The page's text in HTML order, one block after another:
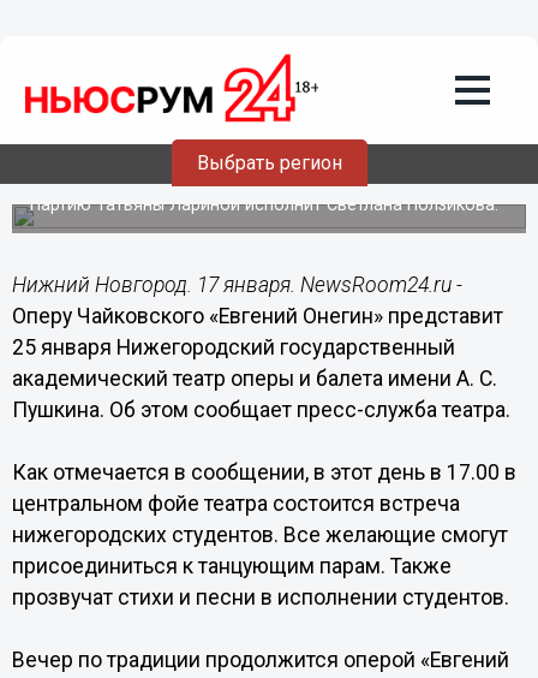
Выбрать регион
Оперу «Евгений Онегин» представит
нижегородский театр оперы и балета в
Татьянин День
Партию Татьяны Лариной исполнит Светлана Ползикова.
Нижний Новгород. 17 января. NewsRoom24.ru -
Оперу Чайковского «Евгений Онегин» представит
25 января Нижегородский государственный
академический театр оперы и балета имени А. С.
Пушкина. Об этом сообщает пресс-служба театра.
Как отмечается в сообщении, в этот день в 17.00 в
центральном фойе театра состоится встреча
нижегородских студентов. Все желающие смогут
присоединиться к танцующим парам. Также
прозвучат стихи и песни в исполнении студентов.
Вечер по традиции продолжится оперой «Евгений